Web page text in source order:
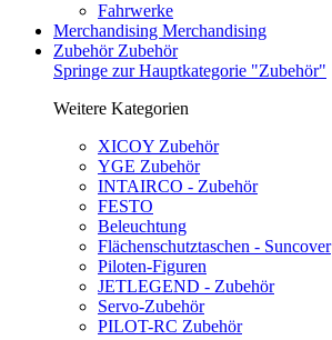
Fahrwerke
Merchandising Merchandising
Zubehör Zubehör
Springe zur Hauptkategorie "Zubehör"
Weitere Kategorien
XICOY Zubehör
YGE Zubehör
INTAIRCO - Zubehör
FESTO
Beleuchtung
Flächenschutztaschen - Suncover
Piloten-Figuren
JETLEGEND - Zubehör
Servo-Zubehör
PILOT-RC Zubehör